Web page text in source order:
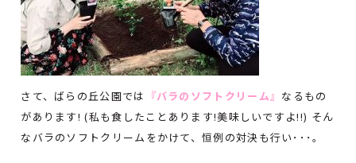
さて、ばらの丘公園では 『バラのソフトクリーム』 なるもの
があります! (私も食したことあります!美味しいですよ!!) そん
なバラのソフトクリームをかけて、恒例の対決も行い･･･。